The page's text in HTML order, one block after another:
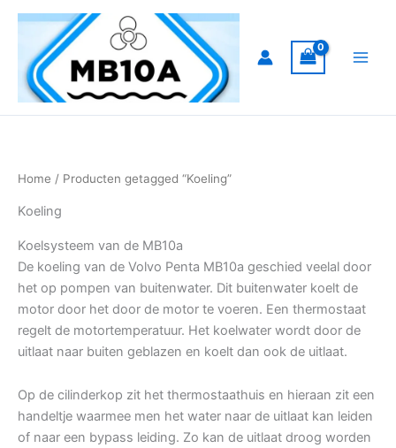
inhoud
Home / Producten getagged “Koeling”
Koeling
Koelsysteem van de MB10a
De koeling van de Volvo Penta MB10a geschied veelal door
het op pompen van buitenwater. Dit buitenwater koelt de
motor door het door de motor te voeren. Een thermostaat
regelt de motortemperatuur. Het koelwater wordt door de
uitlaat naar buiten geblazen en koelt dan ook de uitlaat.
Op de cilinderkop zit het thermostaathuis en hieraan zit een
handeltje waarmee men het water naar de uitlaat kan leiden
of naar een bypass leiding. Zo kan de uitlaat droog worden